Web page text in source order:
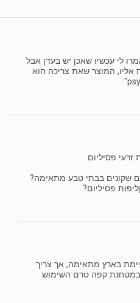
לי עכשיו שאכן יש בעדן אבל
אליו, המוצר שאת צריכה הוא
פסיליום
שקונים בבתי טבע מתאימה?
פסיליום?
בארץ מתאימה, אך צריך
במטחנת קפה טרם השימוש.